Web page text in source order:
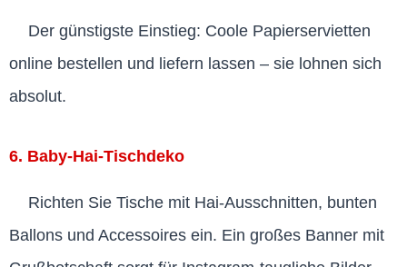
Der günstigste Einstieg: Coole Papierservietten
online bestellen und liefern lassen – sie lohnen sich
absolut.
6. Baby-Hai-Tischdeko
Richten Sie Tische mit Hai-Ausschnitten, bunten
Ballons und Accessoires ein. Ein großes Banner mit